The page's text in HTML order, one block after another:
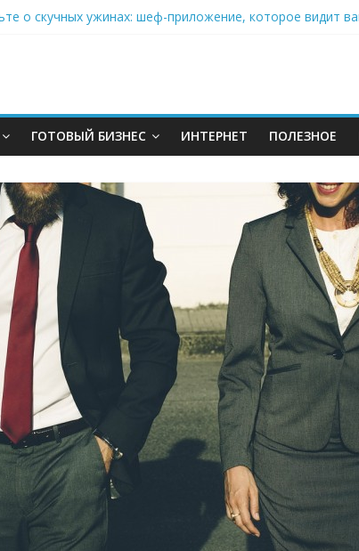
о скучных ужинах: шеф-приложение, которое видит
ГОТОВЫЙ БИЗНЕС ИНТЕРНЕТ ПОЛЕЗНОЕ